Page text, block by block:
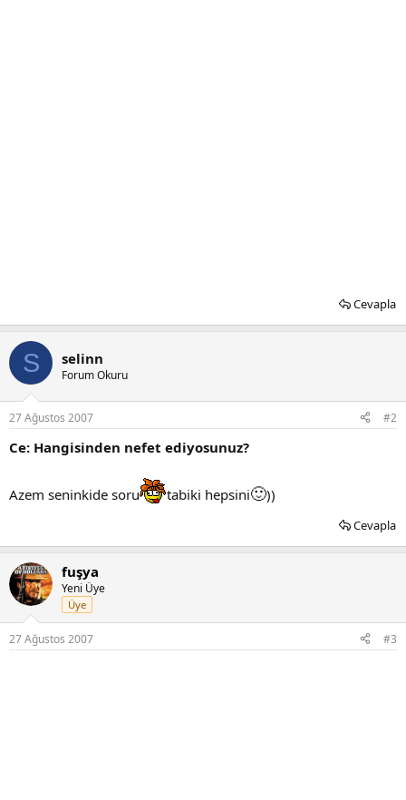
Cevapla
S selinn
Forum Okuru
27 Ağustos 2007 #2
Ce: Hangisinden nefet ediyosunuz?
Azem seninkide soru tabiki hepsini🙂))
Cevapla
fuşya
Yeni Üye
Üye
27 Ağustos 2007 #3